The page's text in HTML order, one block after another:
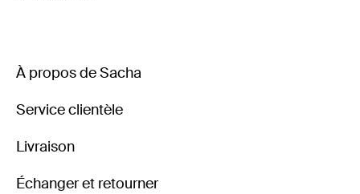
À propos de Sacha
Service clientèle
Livraison
Échanger et retourner